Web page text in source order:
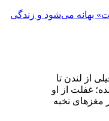
بهانه می‌شود و زندگی